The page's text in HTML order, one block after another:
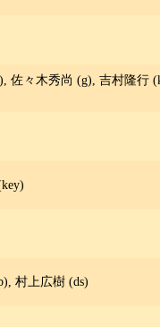
々木秀尚 (g), 吉村隆行
村上広樹 (ds)